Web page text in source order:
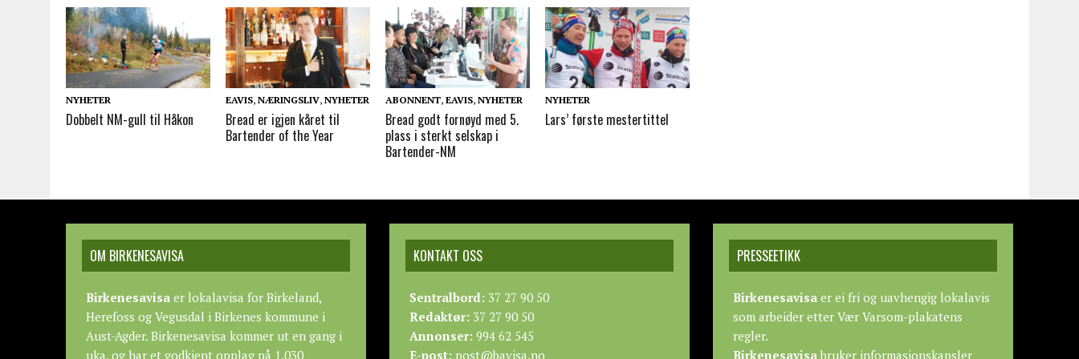
NYHETER
Dobbelt NM-gull til Håkon
EAVIS,NÆRINGSLIV,NYHETER
Bread er igjen kåret til
Bartender of the Year
ABONNENT,EAVIS,NYHETER
Bread godt fornøyd med 5.
plass i sterkt selskap i
Bartender-NM
NYHETER
Lars’ første mestertittel
OM BIRKENESAVISA
Birkenesavisa er lokalavisa for Birkeland,
Herefoss og Vegusdal i Birkenes kommune i
Aust-Agder. Birkenesavisa kommer ut en gang i
uka, og har et godkjent opplag på 1.030
KONTAKT OSS
Sentralbord: 37 27 90 50
Redaktør: 37 27 90 50
Annonser: 994 62 545
E-post: post@bavisa.no
PRESSEETIKK
Birkenesavisa er ei fri og uavhengig lokalavis
som arbeider etterVær Varsom-plakatens
regler.
Birkenesavisabruker informasjonskapsler